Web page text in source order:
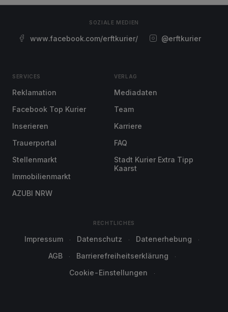
SOZIALE MEDIEN
www.facebook.com/erftkurier/ @erftkurier
SERVICES
Reklamation
Facebook Top Kurier
Inserieren
Trauerportal
Stellenmarkt
Immobilienmarkt
AZUBI NRW
VERLAG
Mediadaten
Team
Karriere
FAQ
Stadt Kurier Extra Tipp
Kaarst
RECHTLICHES
Impressum Datenschutz
Datenerhebung
AGB
Barrierefreiheitserklärung
Cookie-Einstellungen